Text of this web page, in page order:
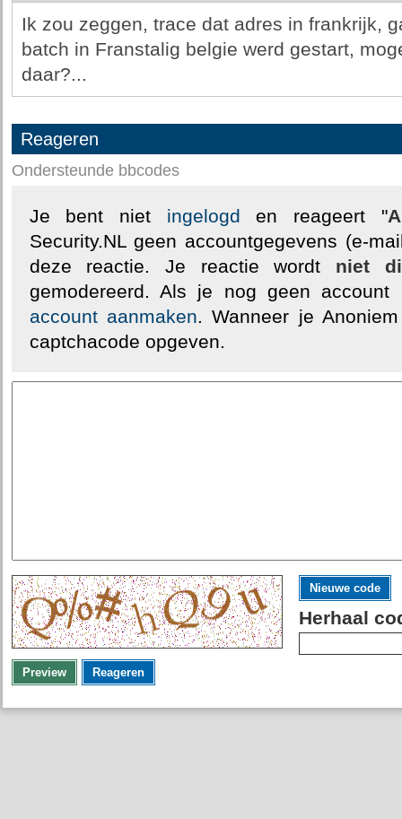
Ik zou zeggen, trace dat adres in frankrijk,
batch in Franstalig belgie werd gestart,
daar?...
Reageren
Ondersteunde bbcodes
Je bent niet ingelogd en reageert "
Security.NL geen accountgegevens (e-
deze reactie. Je reactie wordt niet
gemodereerd. Als je nog geen
account aanmaken. Wanneer je
captchacode opgeven.
Nieuwe code
Herhaal
Preview Reageren